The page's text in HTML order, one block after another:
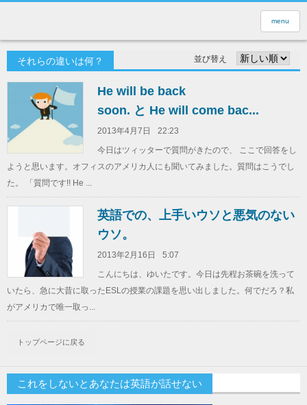
menu
それらの違いは何？ 並び替え
He will be back
soon. と He will come bac...
2013年4月7日
22:23
今日はツィッターで質問がきたので、 ここで回答をし
ようと思います。オフィスのアメリカ人にも聞いてみました。質問はこうでし
た。 「質問です!! He ...
英語での、上手いウソと悪気のない
ウソ。
2013年2月16日
5:07
こんにちは、ゆいたです。今日は先程お茶碗を洗って
いたら、急に大昔に取ったESLの授業の課題を思い出しました。何でだろ？私
がアメリカで唯一取っ...
トップページに戻る
これをしないとあなたは英語が話せない